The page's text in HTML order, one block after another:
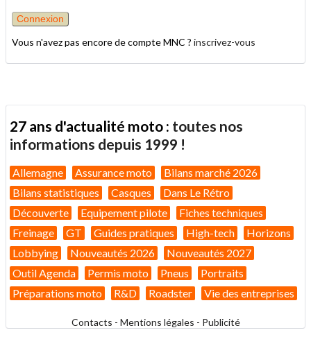
Vous n'avez pas encore de compte MNC ? inscrivez-vous
27 ans d'actualité moto : toutes nos
informations depuis 1999 !
Allemagne Assurance moto
Bilans marché 2026
Bilans statistiques
Casques
Dans Le Rétro
Découverte
Equipement pilote
Fiches techniques
Freinage
GT Guides pratiques High-tech
Horizons
Lobbying
Nouveautés 2026
Nouveautés 2027
Outil Agenda
Permis moto Pneus
Portraits
Préparations moto
R&D Roadster Vie des entreprises
Contacts - Mentions légales - Publicité